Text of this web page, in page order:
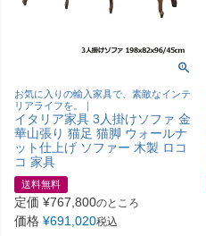
お気に入りの輸入家具で、素敵なインテ
リアライフを。｜
イタリア家具 3人掛けソファ 金
華山張り 猫足 猫脚 ウォールナ
ット仕上げ ソファー 木製 ロコ
コ 家具
送料無料
定価 ¥767,800のところ
価格 ¥691,020税込